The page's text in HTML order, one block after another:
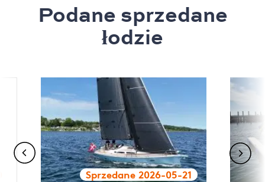
Podane sprzedane
łodzie
Sprzedane 2026-05-21